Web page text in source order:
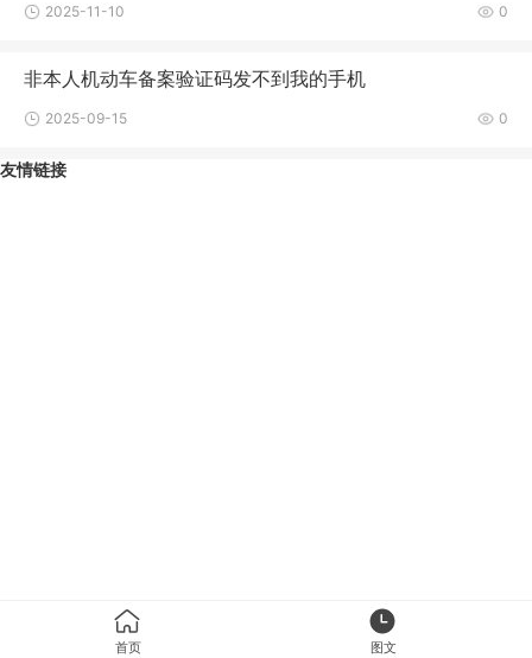
2025-11-10 0
非本人机动车备案验证码发不到我的手机
2025-09-15 0
友情链接
首页 图文